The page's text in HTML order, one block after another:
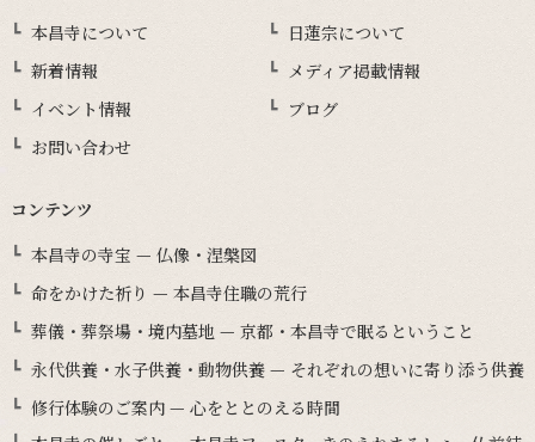
本昌寺について
日蓮宗について
新着情報
メディア掲載情報
イベント情報
ブログ
お問い合わせ
コンテンツ
本昌寺の寺宝 — 仏像・涅槃図
命をかけた祈り — 本昌寺住職の荒行
葬儀・葬祭場・境内墓地 — 京都・本昌寺で眠るということ
永代供養・水子供養・動物供養 — それぞれの想いに寄り添う供養
修行体験のご案内 — 心をととのえる時間